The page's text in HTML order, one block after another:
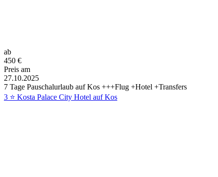
ab
450 €
Preis am
27.10.2025
7 Tage Pauschalurlaub auf Kos +++Flug +Hotel +Transfers
3 ⭐ Kosta Palace City Hotel auf Kos